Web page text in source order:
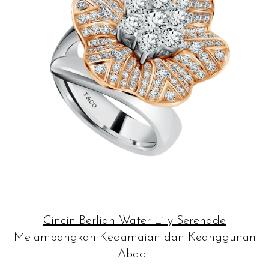
Cincin Berlian Water Lily Serenade
Melambangkan Kedamaian dan Keanggunan
Abadi.